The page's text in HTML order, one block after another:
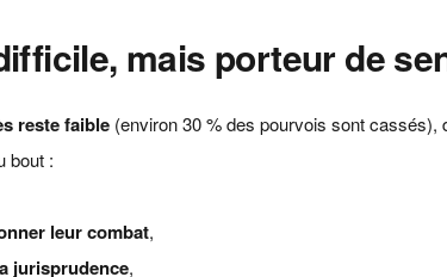
mais porteur de
reste faible (environ 30 % des pourvois sont cassés),
bout :
leur combat,
jurisprudence,